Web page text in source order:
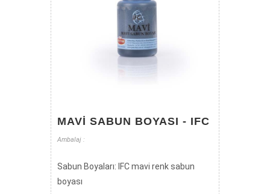
MAVI SABUN BOYASI - IFC
Ambalaj :
Sabun Boyaları: IFC mavi renk sabun
boyası